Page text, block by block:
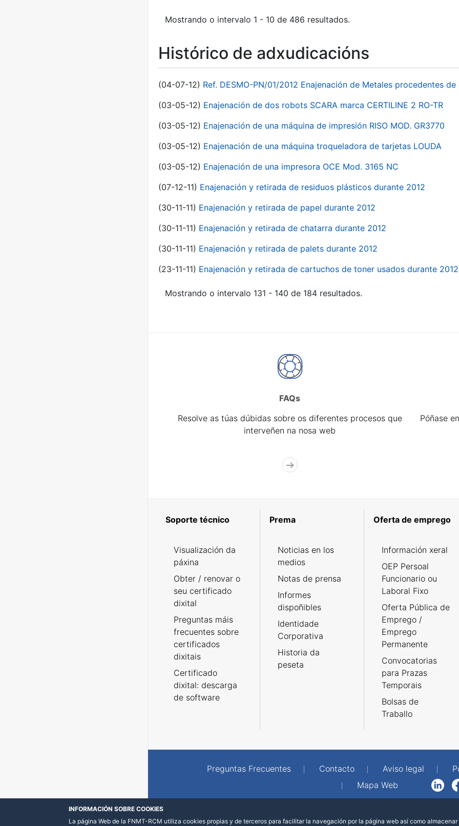
Mostrando o intervalo 1 - 10 de 486 resultados.
Histórico de adxudicacións
(04-07-12) Ref. DESMO-PN/01/2012 Enajenación de Metales procedentes
(03-05-12) Enajenación de dos robots SCARA marca CERTILINE 2 RO-TR
(03-05-12) Enajenación de una máquina de impresión RISO MOD. GR3770
(03-05-12) Enajenación de una máquina troqueladora de tarjetas LOUDA
(03-05-12) Enajenación de una impresora OCE Mod. 3165 NC
(07-12-11) Enajenación y retirada de residuos plásticos durante 2012
(30-11-11) Enajenación y retirada de papel durante 2012
(30-11-11) Enajenación y retirada de chatarra durante 2012
(30-11-11) Enajenación y retirada de palets durante 2012
(23-11-11) Enajenación y retirada de cartuchos de toner usados durante 2012
Mostrando o intervalo 131 - 140 de 184 resultados.
FAQs
Resolve as túas dúbidas sobre os diferentes procesos que
interveñen na nosa web
Póñase
Soporte técnico
Visualización da
páxina
Obter / renovar o
seu certificado
dixital
Preguntas máis
frecuentes sobre
certificados
dixitais
Certificado
dixital: descarga
de software
Prema
Noticias en los
medios
Notas de prensa
Informes
dispoñibles
Identidade
Corporativa
Historia da
peseta
Oferta de emprego
Información xeral
OEP Persoal
Funcionario ou
Laboral Fixo
Oferta Pública de
Emprego /
Emprego
Permanente
Convocatorias
para Prazas
Temporais
Bolsas de
Traballo
Preguntas Frecuentes Contacto Aviso legal
Mapa Web
LinkedInFacebook
INFORMACIÓN SOBRE COOKIES
La página Web de la FNMT-RCM utiliza cookies propias y de terceros para facilitar la navegación por la página web así como